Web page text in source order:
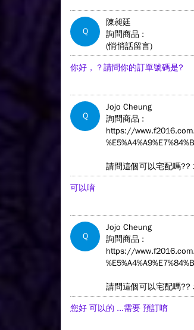
Q
陳昶廷
詢問商品 :
(悄悄話留言)
你好，？請問你的訂單號碼是?
Q
Jojo Cheung
詢問商品 :
https://
請問這個可以宅配嗎??
可以唷
Q
Jojo Cheung
詢問商品 :
https://
請問這個可以宅配嗎??
您好 可以的 ...需要 預訂唷